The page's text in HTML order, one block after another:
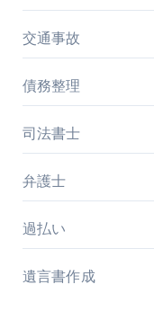
交通事故
債務整理
司法書士
弁護士
過払い
遺言書作成